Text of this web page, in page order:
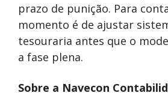
prazo de punição. Para
momento é de ajustar
tesouraria antes que o
a fase plena.
Sobre a Navecon